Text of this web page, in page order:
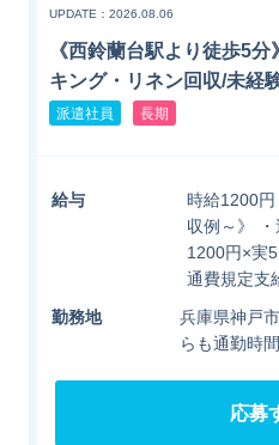
UPDATE：2026.08.06
《西鈴蘭台駅より徒歩5
キング・リネン回収/未経
派遣社員 長期
給与
時給1200
収例～》
1200円×実
通費規定支
勤務地
兵庫県神戸
らも通勤時
応募